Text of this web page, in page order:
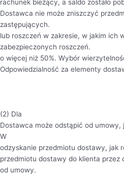
rachunek bieżący, a saldo zostało
Dostawca nie może zniszczyć
zastępujących.
lub roszczeń w zakresie, w jakim ich
zabezpieczonych roszczeń.
o więcej niż 50%. Wybór
Odpowiedzialność za elementy
(2) Dla
Dostawca może odstąpić od umowy,
W
odzyskanie przedmiotu dostawy, jak
przedmiotu dostawy do klienta
od umowy.